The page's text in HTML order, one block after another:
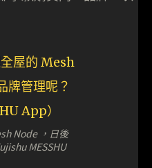
Node ，日後
MESSHU